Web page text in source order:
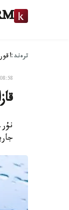
ترەند:
08:58, 08 قازان 2021